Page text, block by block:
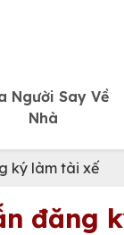
Người Say Về
Nhà
ký làm tài xế
đăng